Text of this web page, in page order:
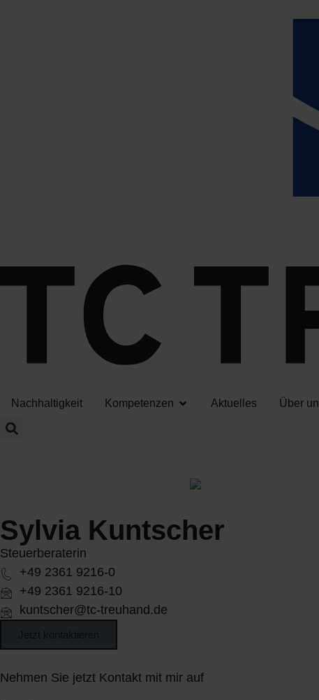
Nachhaltigkeit Kompetenzen Aktuelles Über
Sylvia Kuntscher
Steuerberaterin
+49 2361 9216-0
+49 2361 9216-10
kuntscher@tc-treuhand.de
Jetzt kontaktieren
Nehmen Sie jetzt Kontakt mit mir auf